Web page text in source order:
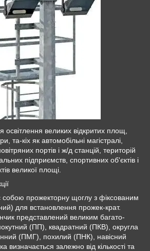
освітлення великих відкритих площ,
та-кіх як автомобільні магістралі,
портів і ж/д станцій, територій
підприємств, спортивних об'єктів і
великої площі.
прожекторну щоглу з фіксованим
для встановлення прожек-крат.
представлений великим багато-
(ПП), квадратний (ПКВ), округла
(ПМГ), похилий (ПНК), навісний
залежно від кількості та